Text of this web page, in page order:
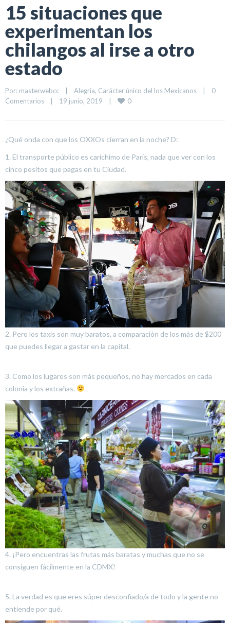
15 situaciones que
experimentan los
chilangos al irse a otro
estado
Por: masterwebcc | Alegría, Carácter único del los Mexicanos |
0
Comentarios
| 19 junio, 2019 | 0
¿Qué onda con que los OXXOs cierran en la noche? D:
1. El transporte público es caríchimo de París, nada que ver con los
cinco pesitos que pagas en tu Ciudad.
2. Pero los taxis son muy baratos, a comparación de los más de $200
que puedes llegar a gastar en la capital.
3. Como los lugares son más pequeños, no hay mercados en cada
colonia y los extrañas.
4. ¡Pero encuentras las frutas más baratas y muchas que no se
consiguen fácilmente en la CDMX!
5. La verdad es que eres súper desconfiado/a de todo y la gente no
entiende por qué.